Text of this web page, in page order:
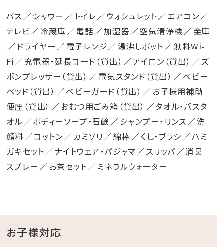
バス シャワー トイレ ウォシュレット
エアコン
テレビ
冷蔵庫 電話 加湿器 空気清浄機
金庫
ドライヤー
電子レンジ 湯沸しポット
無料Wi-
Fi
充電器・延長コード（貸出） アイロン（貸出）
ズ
ボンプレッサー（貸出）
電気スタンド（貸出）
ベビー
ベッド（貸出）
ベビーガード（貸出）
お子様用補助
便座（貸出）
おむつ用ごみ箱（貸出）
タオル・バスタ
オル
ボディーソープ・石鹸 シャンプー・リンス
洗
顔料
コットン カミソリ 綿棒 くし・ブラシ
ハミ
ガキセット
ナイトウェア・パジャマ スリッパ
消臭
スプレー
お茶セット ミネラルウォーター
お子様対応